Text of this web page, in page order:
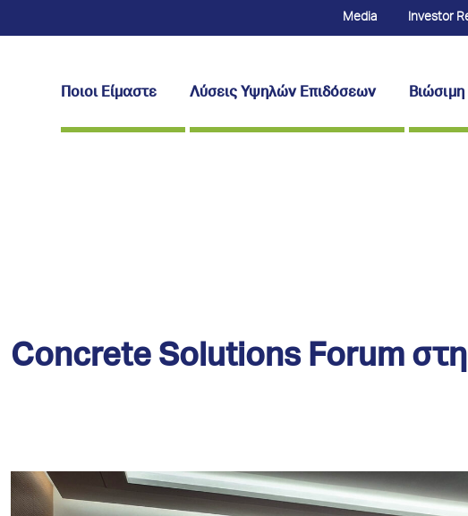
Media Investor
Ποιοι Είμαστε Λύσεις Υψηλών Επιδόσεων
Concrete Solutions Forum